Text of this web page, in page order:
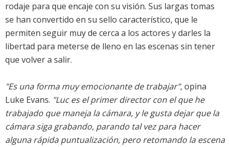
rodaje para que encaje con su visión. Sus largas tomas
se han convertido en su sello característico, que le
permiten seguir muy de cerca a los actores y darles la
libertad para meterse de lleno en las escenas sin tener
que volver a salir.
"Es una forma muy emocionante de trabajar", opina
Luke Evans. "Luc es el primer director con el que he
trabajado que maneja la cámara, y le gusta dejar que la
cámara siga grabando, parando tal vez para hacer
alguna rápida puntualización, pero retomando la escena